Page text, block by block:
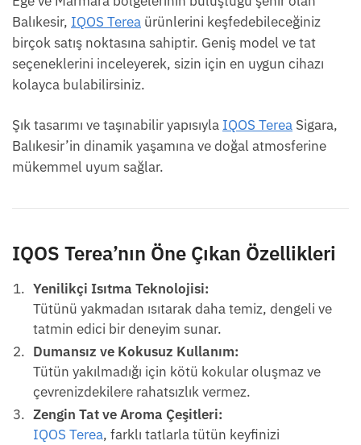
Balıkesir, IQOS Terea ürünlerini keşfedebileceğiniz
birçok satış noktasına sahiptir. Geniş model ve tat
seçeneklerini inceleyerek, sizin için en uygun cihazı
kolayca bulabilirsiniz.
Şık tasarımı ve taşınabilir yapısıyla IQOS Terea Sigara,
Balıkesir’in dinamik yaşamına ve doğal atmosferine
mükemmel uyum sağlar.
IQOS Terea’nın Öne Çıkan Özellikleri
Yenilikçi Isıtma Teknolojisi:
Tütünü yakmadan ısıtarak daha temiz, dengeli ve
tatmin edici bir deneyim sunar.
Dumansız ve Kokusuz Kullanım:
Tütün yakılmadığı için kötü kokular oluşmaz ve
çevrenizdekilere rahatsızlık vermez.
Zengin Tat ve Aroma Çeşitleri:
IQOS Terea, farklı tatlarla tütün keyfinizi